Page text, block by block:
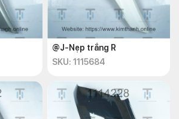
@J-Nẹp trắng R
SKU: 1115684